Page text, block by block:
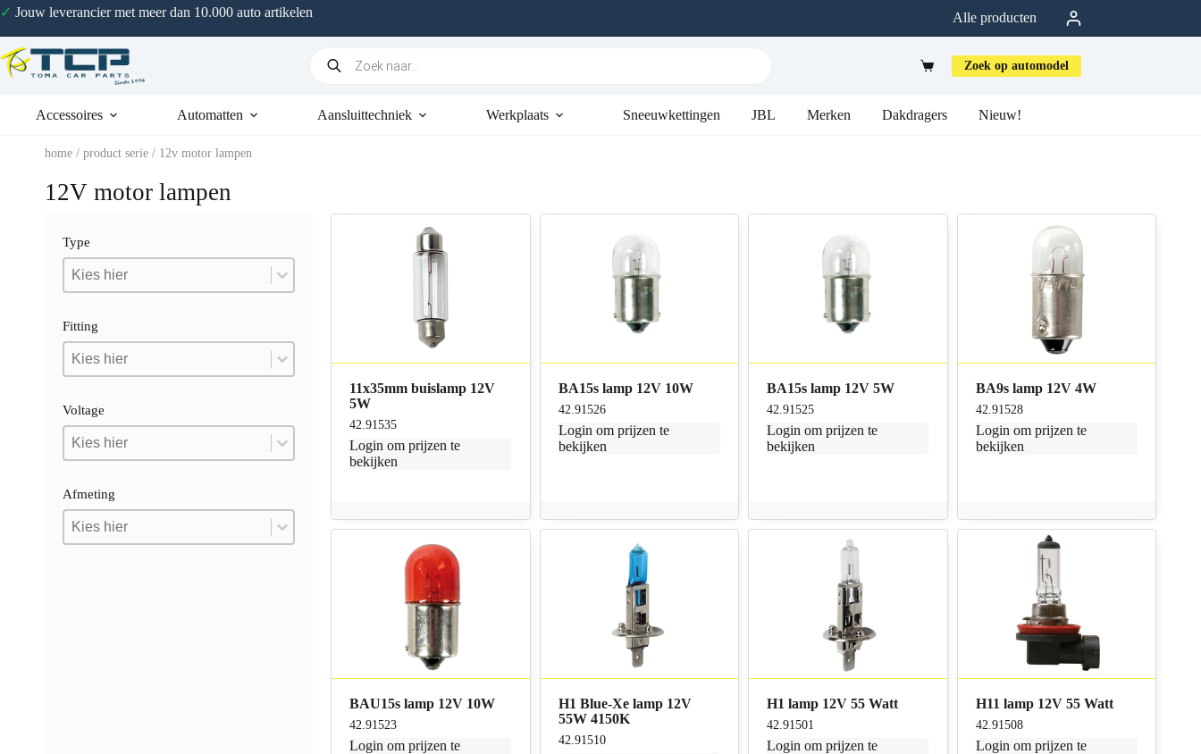
✓ Jouw leverancier met meer dan 10.000 auto artikelen Alle producten
Zoek op automodel
Accessoires Automatten Aansluittechniek Werkplaats Sneeuwkettingen JBL Merken Dakdragers Nieuw!
home / product serie / 12v motor lampen
12V motor lampen
Type
Type
Type
Type
Fitting
Fitting
Fitting
Fitting
Voltage
Voltage
Voltage
Voltage
Afmeting
Afmeting
Afmeting
Afmeting
11x35mm buislamp 12V
5W
42.91535
Login om prijzen te
bekijken
BA15s lamp 12V 10W
42.91526
Login om prijzen te
bekijken
BA15s lamp 12V 5W
42.91525
Login om prijzen te
bekijken
BA9s lamp 12V 4W
42.91528
Login om prijzen te
bekijken
BAU15s lamp 12V 10W
42.91523
Login om prijzen te
H1 Blue-Xe lamp 12V
55W 4150K
42.91510
H1 lamp 12V 55 Watt
42.91501
Login om prijzen te
H11 lamp 12V 55 Watt
42.91508
Login om prijzen te